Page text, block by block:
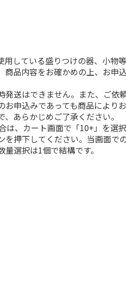
している盛りつけの器、小物
商品内容をお確かめの上、お申
送はできません。また、ご依
お申込みであっても商品により
あらかじめご了承ください。
は、カート画面で「10+」を選
を押下してください。当画面で
選択は1個で結構です。